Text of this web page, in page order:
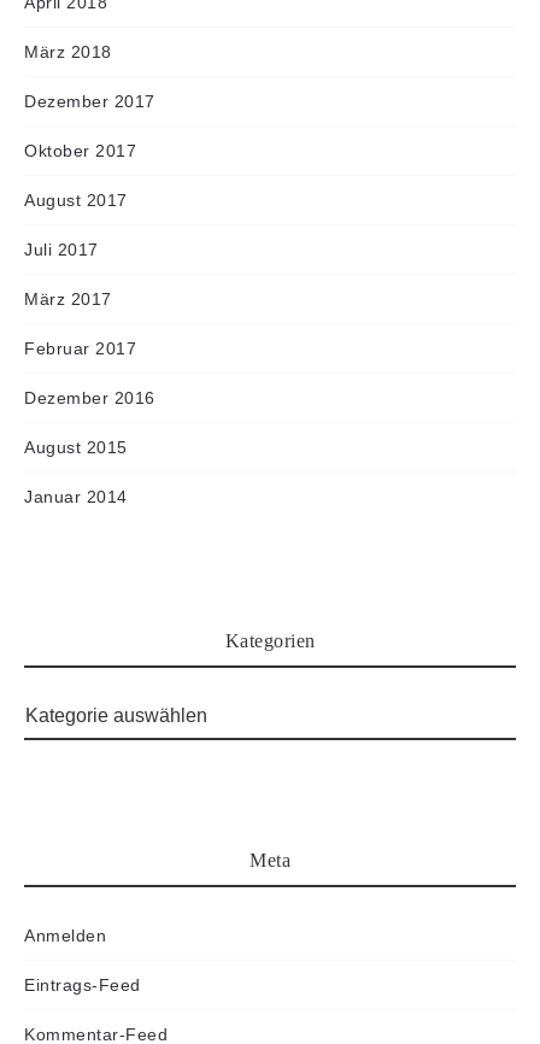
März 2018
Dezember 2017
Oktober 2017
August 2017
Juli 2017
März 2017
Februar 2017
Dezember 2016
August 2015
Januar 2014
Kategorien
Meta
Anmelden
Eintrags-Feed
Kommentar-Feed